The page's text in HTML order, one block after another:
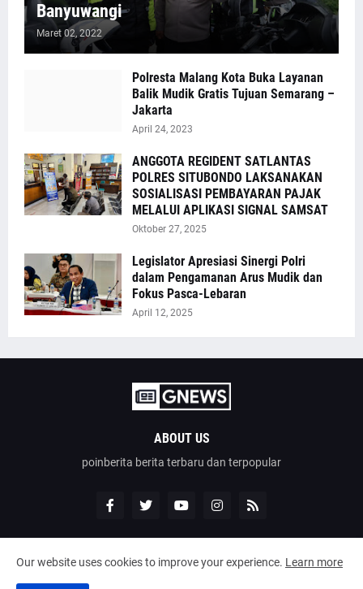
Banyuwangi
Maret 02, 2022
Polresta Malang Kota Buka Layanan
Balik Mudik Gratis Tujuan Semarang –
Jakarta
April 24, 2023
ANGGOTA REGIDENT SATLANTAS
POLRES SITUBONDO LAKSANAKAN
SOSIALISASI PEMBAYARAN PAJAK
MELALUI APLIKASI SIGNAL SAMSAT
Oktober 27, 2025
Legislator Apresiasi Sinergi Polri
dalam Pengamanan Arus Mudik dan
Fokus Pasca-Lebaran
April 12, 2025
ABOUT US
poinberita berita terbaru dan terpopular
Design by - poinberita
Our website uses cookies to improve your experience. Learn more